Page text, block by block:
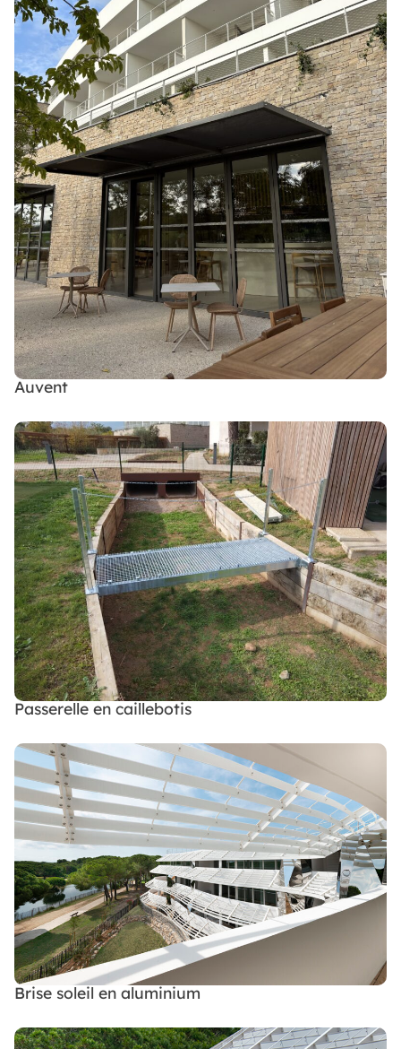
Auvent
Passerelle en caillebotis
Brise soleil en aluminium